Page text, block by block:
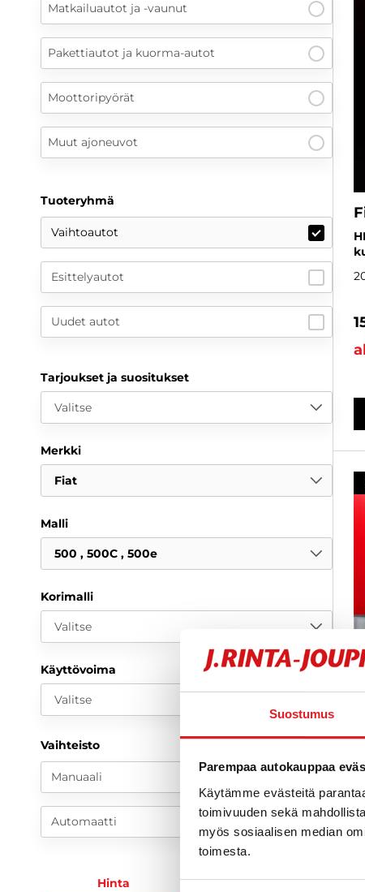
Suostumus
Parempaa autokauppaa
Käytämme evästeitä
toimivuuden sekä
myös sosiaalisen median
toimesta.
Matkailuautot ja -vaunut
Pakettiautot ja kuorma-autot
Moottoripyörät
Muut ajoneuvot
Tuoteryhmä
Vaihtoautot
Esittelyautot
Uudet autot
Tarjoukset ja suositukset
Valitse
Merkki
Fiat
Malli
500 500C 500e
Korimalli
Valitse
Käyttövoima
Valitse
Vaihteisto
Manuaali
Automaatti
Hinta KK-erä